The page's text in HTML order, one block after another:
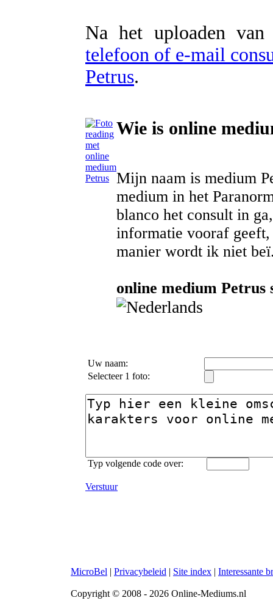
Na het uploaden
telefoon of e-mail
Petrus.
Wie is online
Mijn naam is medium
medium in het
blanco het consult in
informatie vooraf
manier wordt ik niet
online medium Petrus
Uw naam:
Selecteer 1 foto:
Typ volgende code over:
Verstuur
MicroBel | Privacybeleid | Site index | Interessante
Copyright © 2008 - 2026 Online-Mediums.nl